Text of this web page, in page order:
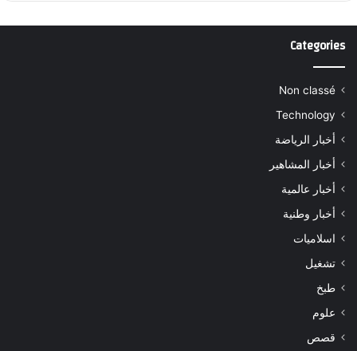
Categories
Non classé
Technology
أخبار الرياضة
أخبار المشاهير
أخبار عالمية
أخبار وطنية
اسلاميات
تشغيل
طبخ
علوم
قصص